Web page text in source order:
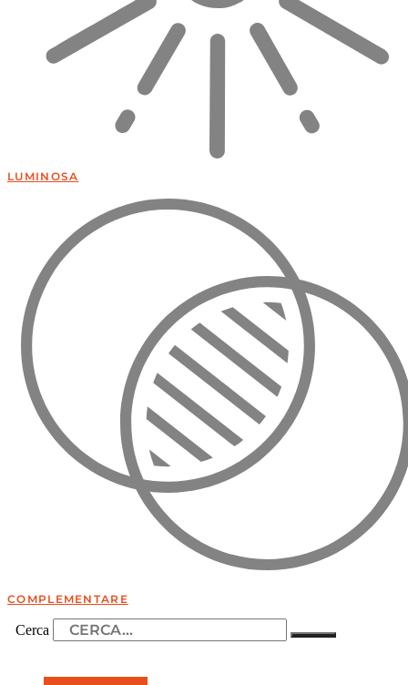
LUMINOSA
COMPLEMENTARE
Cerca